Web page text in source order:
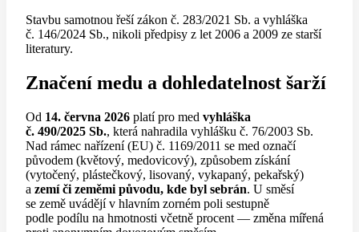
Stavbu samotnou řeší zákon č. 283/2021 Sb. a vyhláška
č. 146/2024 Sb., nikoli předpisy z let 2006 a 2009 ze starší
literatury.
Značení medu a dohledatelnost šarží
Od 14. června 2026 platí pro med vyhláška
č. 490/2025 Sb., která nahradila vyhlášku č. 76/2003 Sb.
Nad rámec nařízení (EU) č. 1169/2011 se med označí
původem (květový, medovicový), způsobem získání
(vytočený, plástečkový, lisovaný, vykapaný, pekařský)
a zemí či zeměmi původu, kde byl sebrán. U směsí
se země uvádějí v hlavním zorném poli sestupně
podle podílu na hmotnosti včetně procent — změna mířená